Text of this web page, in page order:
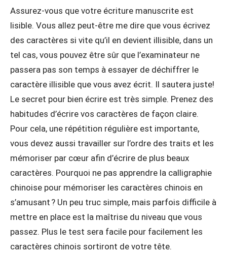
Assurez-vous que votre écriture manuscrite est
lisible. Vous allez peut-être me dire que vous écrivez
des caractères si vite qu’il en devient illisible, dans un
tel cas, vous pouvez être sûr que l’examinateur ne
passera pas son temps à essayer de déchiffrer le
caractère illisible que vous avez écrit. Il sautera juste!
Le secret pour bien écrire est très simple. Prenez des
habitudes d’écrire vos caractères de façon claire.
Pour cela, une répétition régulière est importante,
vous devez aussi travailler sur l’ordre des traits et les
mémoriser par cœur afin d’écrire de plus beaux
caractères. Pourquoi ne pas apprendre la calligraphie
chinoise pour mémoriser les caractères chinois en
s’amusant ? Un peu truc simple, mais parfois difficile à
mettre en place est la maîtrise du niveau que vous
passez. Plus le test sera facile pour facilement les
caractères chinois sortiront de votre tête.